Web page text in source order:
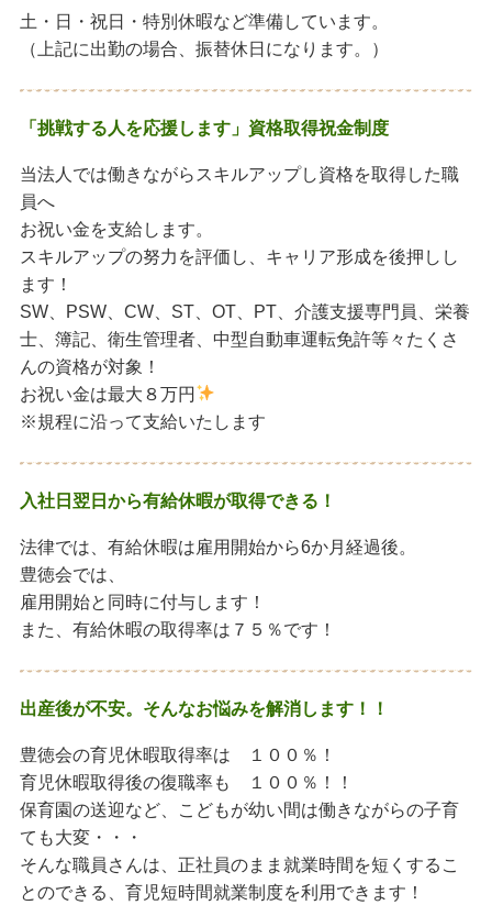
土・日・祝日・特別休暇など準備しています。
（上記に出勤の場合、振替休日になります。）
「挑戦する人を応援します」資格取得祝金制度
当法人では働きながらスキルアップし資格を取得した職
員へ
お祝い金を支給します。
スキルアップの努力を評価し、キャリア形成を後押しし
ます！
SW、PSW、CW、ST、OT、PT、介護支援専門員、栄養
士、簿記、衛生管理者、中型自動車運転免許等々たくさ
んの資格が対象！
お祝い金は最大８万円
※規程に沿って支給いたします
入社日翌日から有給休暇が取得できる！
法律では、有給休暇は雇用開始から6か月経過後。
豊徳会では、
雇用開始と同時に付与します！
また、有給休暇の取得率は７５％です！
出産後が不安。そんなお悩みを解消します！！
豊徳会の育児休暇取得率は １００％！
育児休暇取得後の復職率も １００％！！
保育園の送迎など、こどもが幼い間は働きながらの子育
ても大変・・・
そんな職員さんは、正社員のまま就業時間を短くするこ
とのできる、育児短時間就業制度を利用できます！